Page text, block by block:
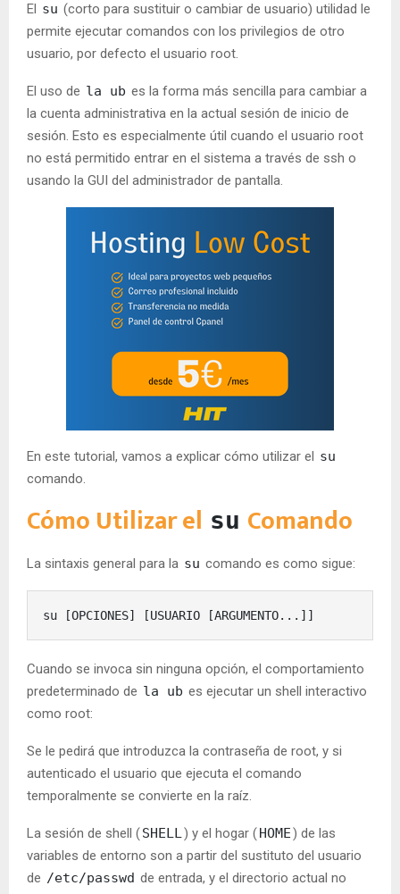
El su (corto para sustituir o cambiar de usuario) utilidad le
permite ejecutar comandos con los privilegios de otro
usuario, por defecto el usuario root.
El uso de la ub es la forma más sencilla para cambiar a
la cuenta administrativa en la actual sesión de inicio de
sesión. Esto es especialmente útil cuando el usuario root
no está permitido entrar en el sistema a través de ssh o
usando la GUI del administrador de pantalla.
En este tutorial, vamos a explicar cómo utilizar el su
comando.
Cómo Utilizar el su Comando
La sintaxis general para la su comando es como sigue:
su [OPCIONES] [USUARIO [ARGUMENTO... ]]
Cuando se invoca sin ninguna opción, el comportamiento
predeterminado de la ub es ejecutar un shell interactivo
como root:
Se le pedirá que introduzca la contraseña de root, y si
autenticado el usuario que ejecuta el comando
temporalmente se convierte en la raíz.
La sesión de shell (SHELL) y el hogar (HOME) de las
variables de entorno son a partir del sustituto del usuario
de /etc/passwd de entrada, y el directorio actual no